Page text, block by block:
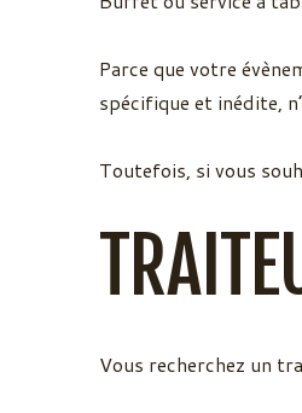
Parce que votre
spécifique et inédite,
Toutefois, si vous
Vous recherchez un